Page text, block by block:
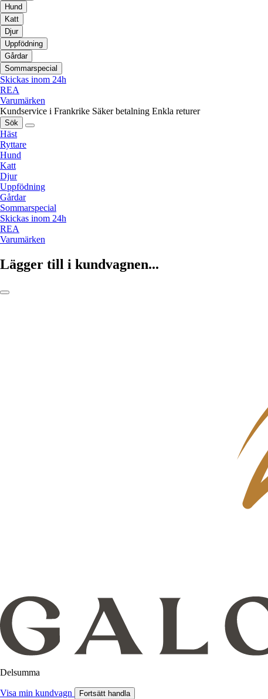
Hund
Katt
Djur
Uppfödning
Gårdar
Sommarspecial
Skickas inom 24h
REA
Varumärken
Kundservice i Frankrike Säker betalning Enkla returer
Sök
Häst
Ryttare
Hund
Katt
Djur
Uppfödning
Gårdar
Sommarspecial
Skickas inom 24h
REA
Varumärken
Lägger till i kundvagnen...
Delsumma
Visa min kundvagn Fortsätt handla